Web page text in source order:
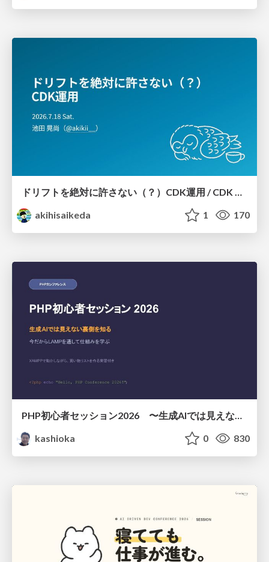
ドリフトを絶対に許さない（？）CDK運用 / CDK Ops with Zero Tolerance for Drifts (?)
akihisaikeda
1 170
PHP初心者セッション2026 〜生成AIでは見えない裏側を知る：今だからLAMPを通して仕組みを学ぶ〜
kashioka
0 830